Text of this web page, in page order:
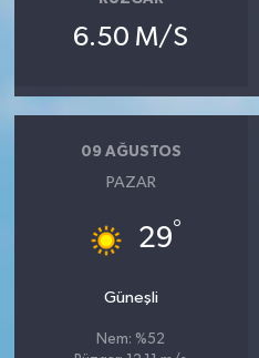
6.50 M/S
09 AĞUSTOS
PAZAR
29°
Güneşli
Nem: %52